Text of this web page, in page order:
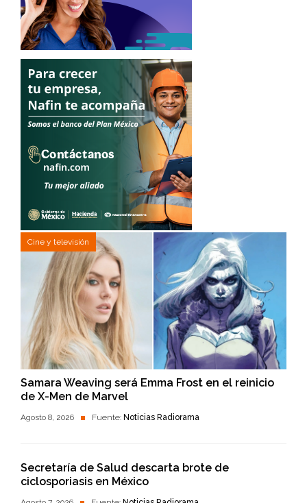
Cine y televisión
Samara Weaving será Emma Frost en el reinicio
de X-Men de Marvel
Agosto 8, 2026 Fuente: Noticias Radiorama
Secretaría de Salud descarta brote de
ciclosporiasis en México